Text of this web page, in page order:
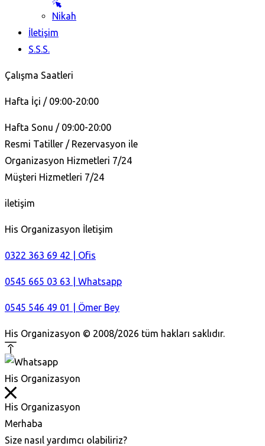
Nikah
İletişim
S.S.S.
Çalışma Saatleri
Hafta İçi / 09:00-20:00
Hafta Sonu / 09:00-20:00
Resmi Tatiller / Rezervasyon ile
Organizasyon Hizmetleri 7/24
Müşteri Hizmetleri 7/24
iletişim
His Organizasyon İletişim
0322 363 69 42 | Ofis
0545 665 03 63 | Whatsapp
0545 546 49 01 | Ömer Bey
His Organizasyon © 2008/2026 tüm hakları saklıdır.
His Organizasyon
His Organizasyon
Merhaba
Size nasıl yardımcı olabiliriz?